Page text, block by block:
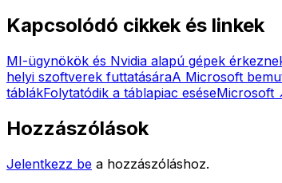
Kapcsolódó cikkek és linkek
MI-ügynökök és Nvidia alapú gépek
helyi szoftverek futtatásáraA Microsoft
táblákFolytatódik a táblapiac eséseMicrosoft
Hozzászólások
Jelentkezz be a hozzászóláshoz.